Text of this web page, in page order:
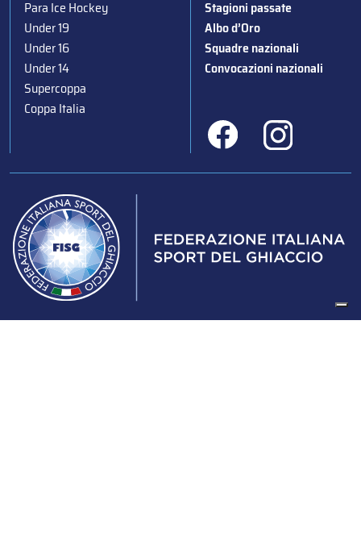
Para Ice Hockey
Under 19
Under 16
Under 14
Supercoppa
Coppa Italia
Stagioni passate
Albo d’Oro
Squadre nazionali
Convocazioni nazionali